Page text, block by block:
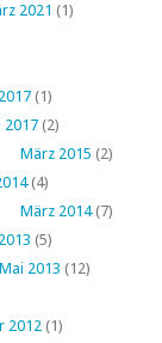
2021 (1)
(1)
2017 (2)
März 2015 (2)
(4)
März 2014(7)
(5)
Mai 2013 (12)
2012 (1)